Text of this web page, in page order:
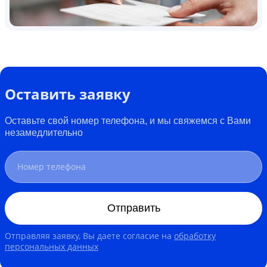
Оставить заявку
Оставьте свой номер телефона, и мы свяжемся с Вами
незамедлительно
Отправить
Отправляя заявку, Вы даете согласие на обработку
персональных данных